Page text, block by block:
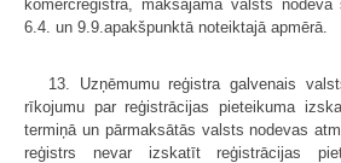
komercreģistra, maksājama valsts nodeva
6.4. un 9.9.apakšpunktā noteiktajā apmērā.
13. Uzņēmumu reģistra galvenais
rīkojumu par reģistrācijas pieteikuma
termiņā un pārmaksātās valsts nodevas
reģistrs nevar izskatīt reģistrācijas